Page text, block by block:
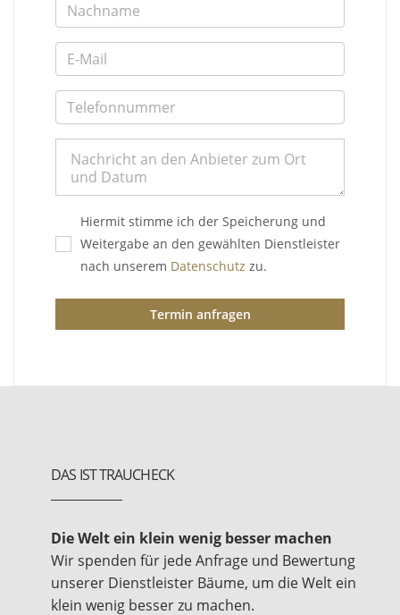
Hiermit stimme ich der Speicherung und
Weitergabe an den gewählten Dienstleister
nach unserem Datenschutz zu.
Termin anfragen
DAS IST TRAUCHECK
Die Welt ein klein wenig besser machen
Wir spenden für jede Anfrage und Bewertung
unserer Dienstleister Bäume, um die Welt ein
klein wenig besser zu machen.